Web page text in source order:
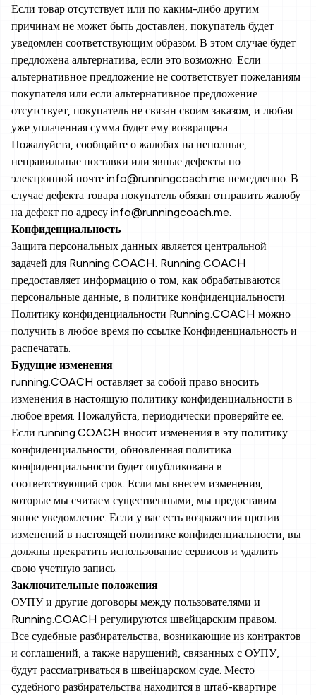
Если товар отсутствует или по каким-либо другим
причинам не может быть доставлен, покупатель будет
уведомлен соответствующим образом. В этом случае будет
предложена альтернатива, если это возможно. Если
альтернативное предложение не соответствует пожеланиям
покупателя или если альтернативное предложение
отсутствует, покупатель не связан своим заказом, и любая
уже уплаченная сумма будет ему возвращена.
Пожалуйста, сообщайте о жалобах на неполные,
неправильные поставки или явные дефекты по
электронной почте info@runningcoach.me немедленно. В
случае дефекта товара покупатель обязан отправить жалобу
на дефект по адресу info@runningcoach.me.
Конфиденциальность
Защита персональных данных является центральной
задачей для Running.COACH. Running.COACH
предоставляет информацию о том, как обрабатываются
персональные данные, в политике конфиденциальности.
Политику конфиденциальности Running.COACH можно
получить в любое время по ссылке Конфиденциальность и
распечатать.
Будущие изменения
running.COACH оставляет за собой право вносить
изменения в настоящую политику конфиденциальности в
любое время. Пожалуйста, периодически проверяйте ее.
Если running.COACH вносит изменения в эту политику
конфиденциальности, обновленная политика
конфиденциальности будет опубликована в
соответствующий срок. Если мы внесем изменения,
которые мы считаем существенными, мы предоставим
явное уведомление. Если у вас есть возражения против
изменений в настоящей политике конфиденциальности, вы
должны прекратить использование сервисов и удалить
свою учетную запись.
Заключительные положения
ОУПУ и другие договоры между пользователями и
Running.COACH регулируются швейцарским правом.
Все судебные разбирательства, возникающие из контрактов
и соглашений, а также нарушений, связанных с ОУПУ,
будут рассматриваться в швейцарском суде. Место
судебного разбирательства находится в штаб-квартире